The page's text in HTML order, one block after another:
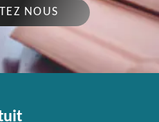
NOUS